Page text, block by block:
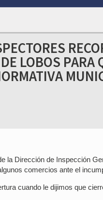
LOBOS PARA
la Dirección de Inspección
comercios ante el
cuando le dijimos que